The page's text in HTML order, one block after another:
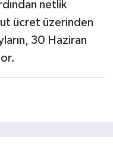
netlik
ücret üzerinden
30 Haziran